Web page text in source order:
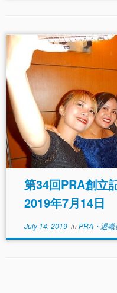
第34回PRA創立
2019年7月14日
July 14, 2019inPRA・退